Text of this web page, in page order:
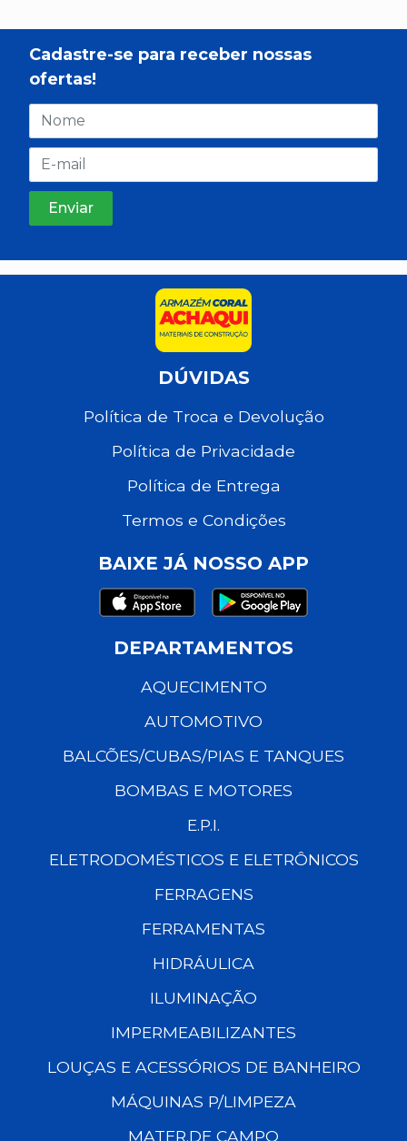
Cadastre-se para receber nossas
ofertas!
DÚVIDAS
Política de Troca e Devolução
Política de Privacidade
Política de Entrega
Termos e Condições
BAIXE JÁ NOSSO APP
DEPARTAMENTOS
AQUECIMENTO
AUTOMOTIVO
BALCÕES/CUBAS/PIAS E TANQUES
BOMBAS E MOTORES
E.P.I.
ELETRODOMÉSTICOS E ELETRÔNICOS
FERRAGENS
FERRAMENTAS
HIDRÁULICA
ILUMINAÇÃO
IMPERMEABILIZANTES
LOUÇAS E ACESSÓRIOS DE BANHEIRO
MÁQUINAS P/LIMPEZA
MATER.DE CAMPO